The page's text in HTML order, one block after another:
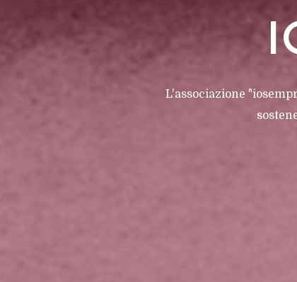
L'associazione